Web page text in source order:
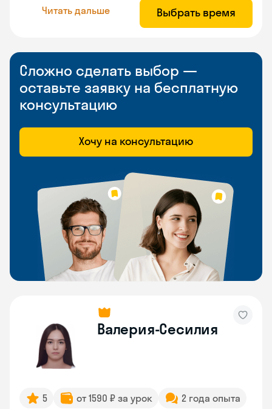
Читать дальше Выбрать время
Сложно сделать выбор —
оставьте заявку на бесплатную
консультацию
Хочу на консультацию
Валерия-Сесилия
5 от 1590 ₽ за урок 2 года опыта